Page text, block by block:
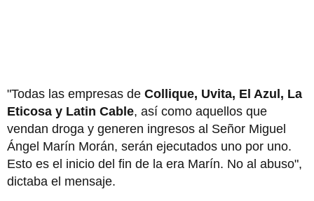
"Todas las empresas de Collique, Uvita, El Azul, La
Eticosa y Latin Cable, así como aquellos que
vendan droga y generen ingresos al Señor Miguel
Ángel Marín Morán, serán ejecutados uno por uno.
Esto es el inicio del fin de la era Marín. No al abuso",
dictaba el mensaje.